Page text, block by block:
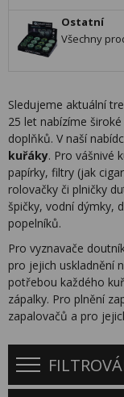
Ostatní
Všechny
Sledujeme aktuální
25 let nabízíme
doplňků. V naší
kuřáky. Pro vášnivé
papírky, filtry (jak
rolovačky či plničky
špičky, vodní dýmky,
popelníků.
Pro vyznavače
pro jejich uskladnění
potřebou každého
zápalky. Pro plnění
zapalovačů a pro